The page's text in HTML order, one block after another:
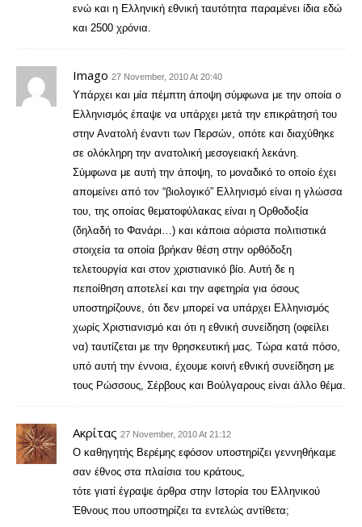
ενώ και η Ελληνική εθνική ταυτότητα παραμένει ίδια εδώ
και 2500 χρόνια.
Imago 27 November, 2010 At 20:40
Υπάρχει και μία πέμπτη άποψη σύμφωνα με την οποία ο
Ελληνισμός έπαψε να υπάρχει μετά την επικράτησή του
στην Ανατολή έναντι των Περσών, οπότε και διαχύθηκε
σε ολόκληρη την ανατολική μεσογειακή λεκάνη.
Σύμφωνα με αυτή την άποψη, το μοναδικό το οποίο έχει
απομείνει από τον “βιολογικό” Ελληνισμό είναι η γλώσσα
του, της οποίας θεματοφύλακας είναι η Ορθοδοξία
(δηλαδή το Φανάρι…) και κάποια αόριστα πολιτιστικά
στοιχεία τα οποία βρήκαν θέση στην ορθόδοξη
τελετουργία και στον χριστιανικό βίο. Αυτή δε η
πεποίθηση αποτελεί και την αφετηρία για όσους
υποστηρίζουνε, ότι δεν μπορεί να υπάρχει Ελληνισμός
χωρίς Χριστιανισμό και ότι η εθνική συνείδηση (οφείλει
να) ταυτίζεται με την θρησκευτική μας. Τώρα κατά πόσο,
υπό αυτή την έννοια, έχουμε κοινή εθνική συνείδηση με
τους Ρώσσους, Σέρβους και Βούλγαρους είναι άλλο θέμα.
Ακρίτας 27 November, 2010 At 21:12
Ο καθηγητής Βερέμης εφόσον υποστηρίζει γεννηθήκαμε
σαν έθνος στα πλαίσια του κράτους,
τότε γιατί έγραψε άρθρα στην Ιστορία του Ελληνικού
Έθνους που υποστηρίζει τα εντελώς αντίθετα;